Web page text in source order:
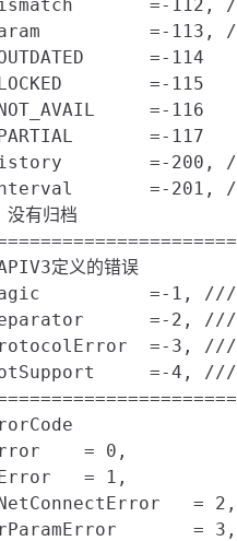
=-112,
=-113,
=-114
=-115
=-116
=-117
=-200,
=-201,
有归档
定义的错误
=-1, ///
=-2, ///
=-3, ///
=-4, ///<
= 0,
= 1,
= 2,
= 3,